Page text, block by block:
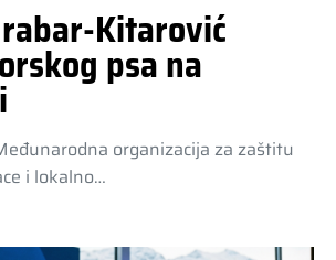
Kitarović
psa na
organizacija za zaštitu
i lokalno…